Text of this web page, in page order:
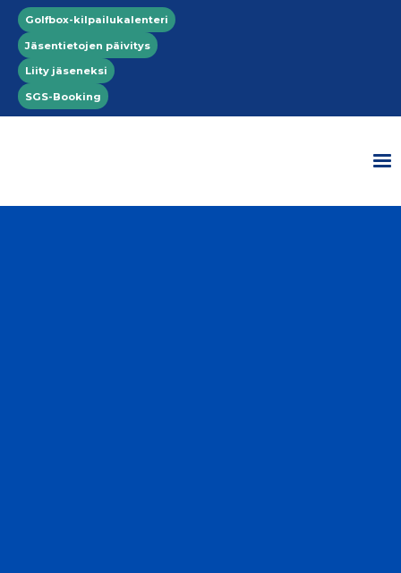
Hyppää pääsisältöön
Top menu
Golfbox-kilpailukalenteri
Jäsentietojen päivitys
Liity jäseneksi
SGS-Booking